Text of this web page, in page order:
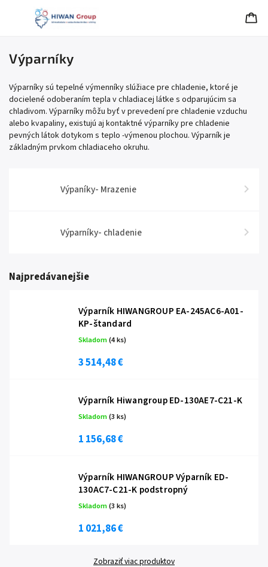
Výparníky
Výparníky sú tepelné výmenníky slúžiace pre chladenie, ktoré je
docielené odoberaním tepla v chladiacej látke s odparujúcim sa
chladivom. Výparníky môžu byť v prevedení pre chladenie vzduchu
alebo kvapaliny, existujú aj kontaktné výparníky pre chladenie
pevných látok dotykom s teplo -výmenou plochou. Výparník je
základným prvkom chladiaceho okruhu.
Výpaníky- Mrazenie
Výparníky- chladenie
Najpredávanejšie
Výparník HIWANGROUP EA-245AC6-A01-
KP-štandard
Skladom(4 ks)
3 514,48 €
Výparník Hiwangroup ED-130AE7-C21-K
Skladom(3 ks)
1 156,68 €
Výparník HIWANGROUP Výparník ED-
130AC7-C21-K podstropný
Skladom(3 ks)
1 021,86 €
Zobraziť viac produktov